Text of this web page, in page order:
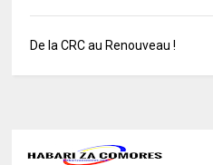
De la CRC au Renouveau !